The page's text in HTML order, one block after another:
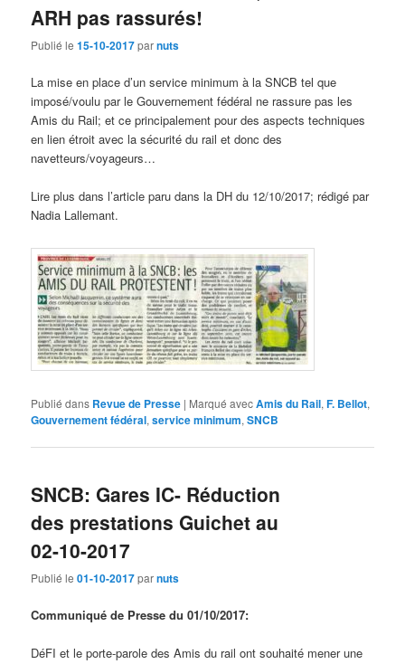
ARH pas rassurés!
Publié le15-10-2017parnuts
La mise en place d’un service minimum à la SNCB tel que
imposé/voulu par le Gouvernement fédéral ne rassure pas les
Amis du Rail; et ce principalement pour des aspects techniques
en lien étroit avec la sécurité du rail et donc des
navetteurs/voyageurs…
Lire plus dans l’article paru dans la DH du 12/10/2017; rédigé par
Nadia Lallemant.
Publié dans Revue de Presse | Marqué avecAmis du Rail,F. Bellot,
Gouvernement fédéral,service minimum,SNCB
SNCB: Gares IC- Réduction
des prestations Guichet au
02-10-2017
Publié le01-10-2017parnuts
Communiqué de Presse du 01/10/2017:
DéFI et le porte-parole des Amis du rail ont souhaité mener une